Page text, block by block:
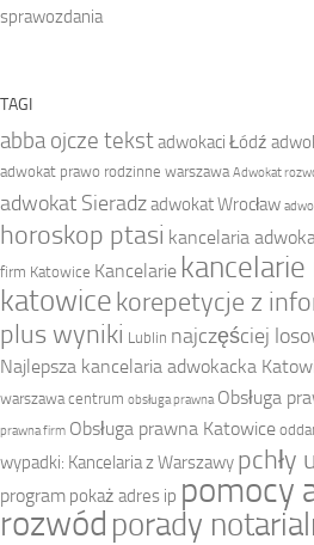
sprawozdania
TAGI
abba ojcze tekstadwokaci Łódź
adwokat prawo rodzinne warszawa Adwokat
adwokat Sieradzadwokat Wrocław
horoskop ptasi kancelaria
firm Katowice Kancelarie
katowicekorepetycje z
plus wyniki Lublin najczęściej
Najlepsza kancelaria adwokacka
warszawa centrum obsługa prawna Obsługa
prawna firm Obsługa prawna Katowice
wypadki: Kancelaria z Warszawy pchły
program pokaż adres ip pomocy
rozwód porady